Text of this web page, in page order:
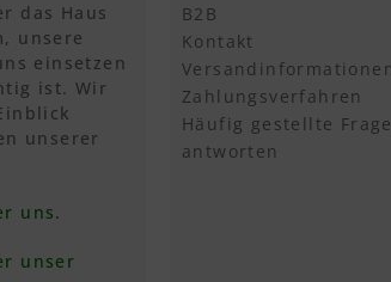
das Haus
unsere
einsetzen
ist. Wir
unserer
uns.
unser
B2B
Kontakt
Versandinformationen
Zahlungsverfahren
Häufig gestellte
antworten